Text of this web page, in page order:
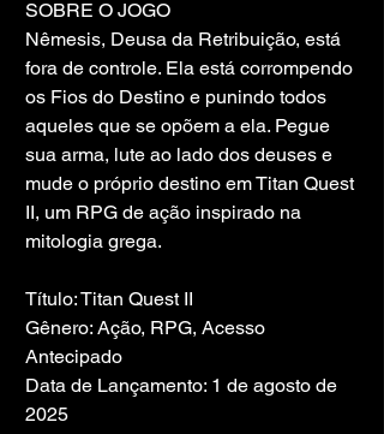
SOBRE O JOGO
Nêmesis, Deusa da Retribuição, está
fora de controle. Ela está corrompendo
os Fios do Destino e punindo todos
aqueles que se opõem a ela. Pegue
sua arma, lute ao lado dos deuses e
mude o próprio destino em Titan Quest
II, um RPG de ação inspirado na
mitologia grega.
Título: Titan Quest II
Gênero: Ação, RPG, Acesso
Antecipado
Data de Lançamento: 1 de agosto de
2025